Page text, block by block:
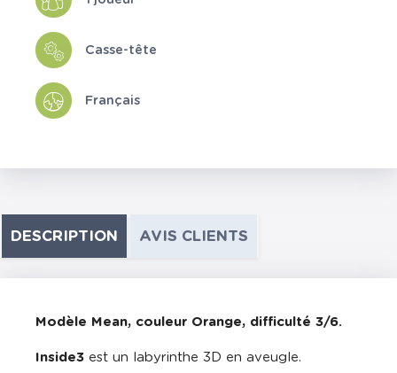
Casse-tête
Français
DESCRIPTION AVIS CLIENTS
Modèle Mean, couleur Orange, difficulté 3/6.
Inside3 est un labyrinthe 3D en aveugle.